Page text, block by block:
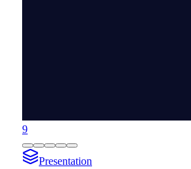
9
Presentation